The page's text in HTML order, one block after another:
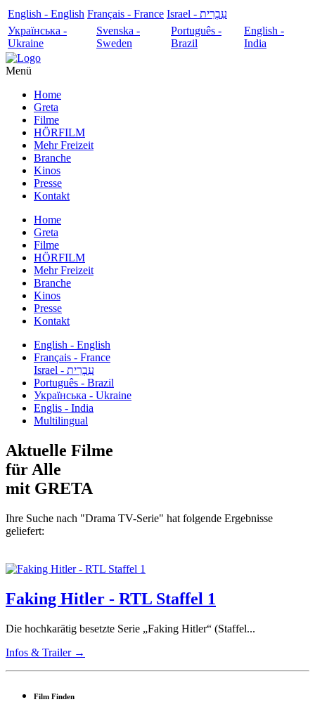
English - English Français - France
עִבְרִית - Israel
Українська -
Ukraine
Svenska -
Sweden
Português -
Brazil
English -
India
Menü
Home
Greta
Filme
HÖRFILM
Mehr Freizeit
Branche
Kinos
Presse
Kontakt
Home
Greta
Filme
HÖRFILM
Mehr Freizeit
Branche
Kinos
Presse
Kontakt
English - English
Français - France
עִבְרִית - Israel
Português - Brazil
Українська - Ukraine
Englis - India
Multilingual
Aktuelle Filme
für Alle
mit GRETA
Ihre Suche nach "Drama TV-Serie" hat folgende Ergebnisse
geliefert:
Faking Hitler - RTL Staffel 1
Die hochkarätig besetzte Serie „Faking Hitler“ (Staffel...
Infos & Trailer →
Film Finden